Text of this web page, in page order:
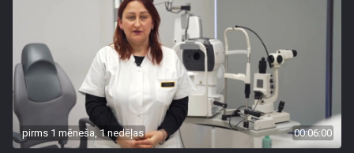
pirms 1 mēneša, 1 nedēļas 00:06:00